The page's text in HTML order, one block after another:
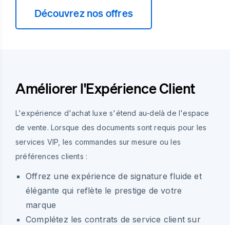
Découvrez nos offres
Améliorer l'Expérience Client
L'expérience d'achat luxe s'étend au-delà de l'espace
de vente. Lorsque des documents sont requis pour les
services VIP, les commandes sur mesure ou les
préférences clients :
Offrez une expérience de signature fluide et
élégante qui reflète le prestige de votre
marque
Complétez les contrats de service client sur